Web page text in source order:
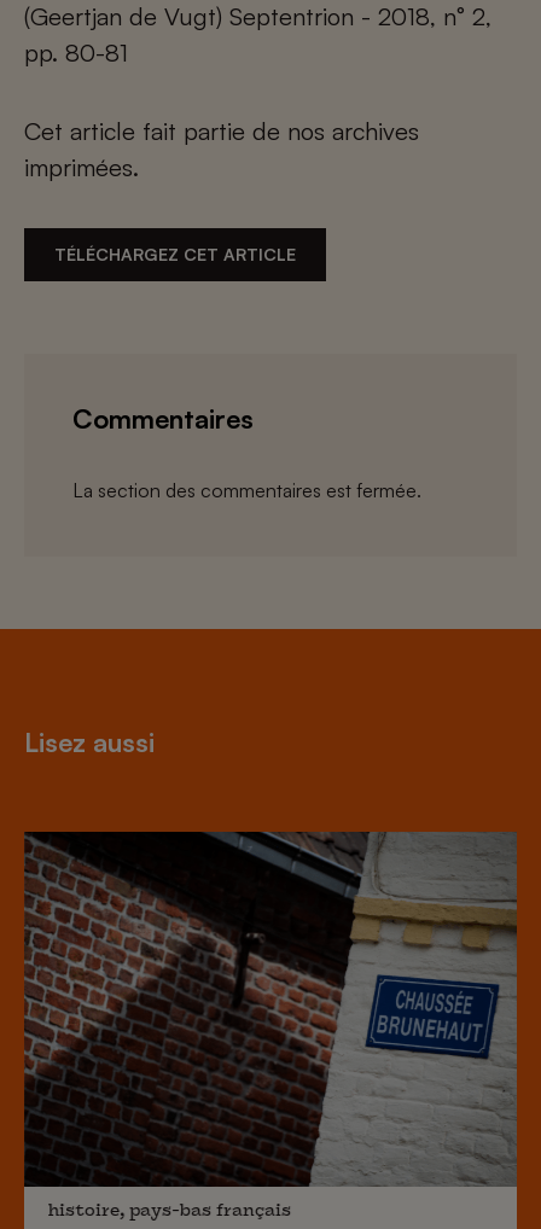
(Geertjan de Vugt) Septentrion - 2018, n° 2,
pp. 80-81
Cet article fait partie de nos archives
imprimées.
TÉLÉCHARGEZ CET ARTICLE
Commentaires
La section des commentaires est fermée.
Lisez aussi
histoire, pays-bas français